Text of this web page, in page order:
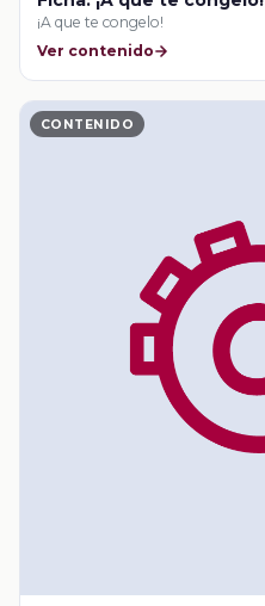
¡A que te congelo!
Ver contenido
CONTENIDO